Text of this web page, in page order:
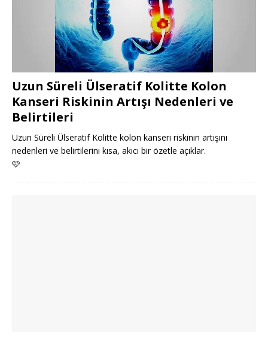
Uzun Süreli Ülseratif Kolitte Kolon
Kanseri Riskinin Artışı Nedenleri ve
Belirtileri
Uzun Süreli Ülseratif Kolitte kolon kanseri riskinin artışını
nedenleri ve belirtilerini kısa, akıcı bir özetle açıklar.
🩷